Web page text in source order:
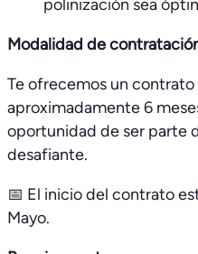
polinización sea
Modalidad de
Te ofrecemos un
aproximadamente 6
oportunidad de ser parte
desafiante.
📅 El inicio del contrato
Mayo.